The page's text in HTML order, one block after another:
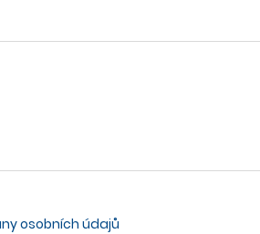
osobních údajů